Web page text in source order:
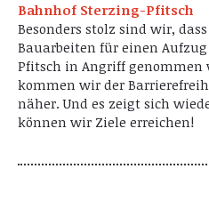
Bahnhof Sterzing-Pfitsch
Besonders stolz sind wir,
Bauarbeiten für einen
Pfitsch in Angriff genommen
kommen wir der
näher. Und es zeigt sich
können wir Ziele erreichen!